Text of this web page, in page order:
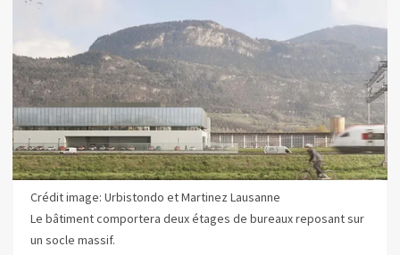
Crédit image: Urbistondo et Martinez Lausanne
Le bâtiment comportera deux étages de bureaux reposant sur
un socle massif.